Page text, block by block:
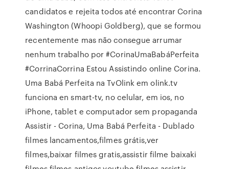
candidatos e rejeita todos até encontrar Corina
Washington (Whoopi Goldberg), que se formou
recentemente mas não consegue arrumar
nenhum trabalho por #CorinaUmaBabáPerfeita
#CorrinaCorrina Estou Assistindo online Corina.
Uma Babá Perfeita na TvOlink em olink.tv
funciona en smart-tv, no celular, em ios, no
iPhone, tablet e computador sem propaganda
Assistir - Corina, Uma Babá Perfeita - Dublado
filmes lancamentos,filmes grátis,ver
filmes,baixar filmes gratis,assistir filme baixaki